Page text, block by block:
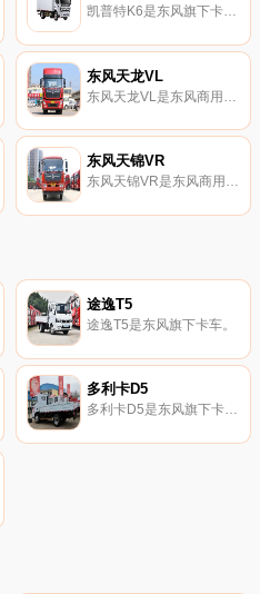
凯普特K6是东风旗下卡车。
东风天龙VL
东风天锦VR
东风天锦VR是东风商用车旗下卡车。
途逸T5
途逸T5是东风旗下卡车。
多利卡D5
多利卡D5是东风旗下卡车。